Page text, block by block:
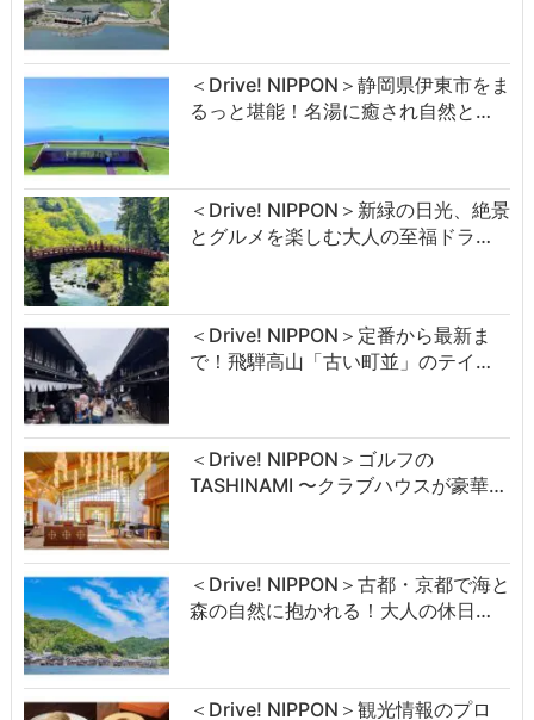
＜Drive! NIPPON＞静岡県伊東市をま
るっと堪能！名湯に癒され自然と…
＜Drive! NIPPON＞新緑の日光、絶景
とグルメを楽しむ大人の至福ドラ…
＜Drive! NIPPON＞定番から最新ま
で！飛騨高山「古い町並」のテイ…
＜Drive! NIPPON＞ゴルフの
TASHINAMI 〜クラブハウスが豪華…
＜Drive! NIPPON＞古都・京都で海と
森の自然に抱かれる！大人の休日…
＜Drive! NIPPON＞観光情報のプロ